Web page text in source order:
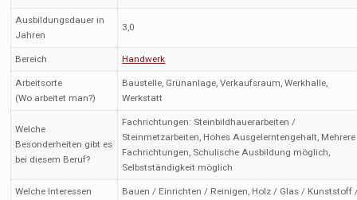
Ausbildungsdauer in
Jahren
3,0
Bereich Handwerk
Arbeitsorte
(Wo arbeitet man?)
Baustelle, Grünanlage, Verkaufsraum, Werkhalle,
Werkstatt
Welche
Besonderheiten gibt es
bei diesem Beruf?
Fachrichtungen: Steinbildhauerarbeiten /
Steinmetzarbeiten, Hohes Ausgelerntengehalt, Mehrere
Fachrichtungen, Schulische Ausbildung möglich,
Selbstständigkeit möglich
Welche Interessen
Bauen / Einrichten / Reinigen, Holz / Glas / Kunststoff